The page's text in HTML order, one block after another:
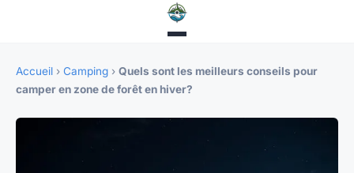
Accueil › Camping › Quels sont les meilleurs conseils pour
camper en zone de forêt en hiver?